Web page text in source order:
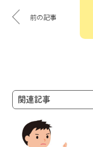
稿
ナ
ョ
ン
前の記事
関連記事